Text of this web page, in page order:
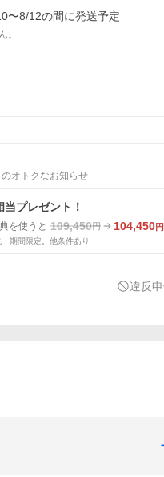
〜8/12の間に発送予定
。
オトクなお知らせ
プレゼント！
を使うと 109,450円 104,450円
期間限定。他条件あり
違反